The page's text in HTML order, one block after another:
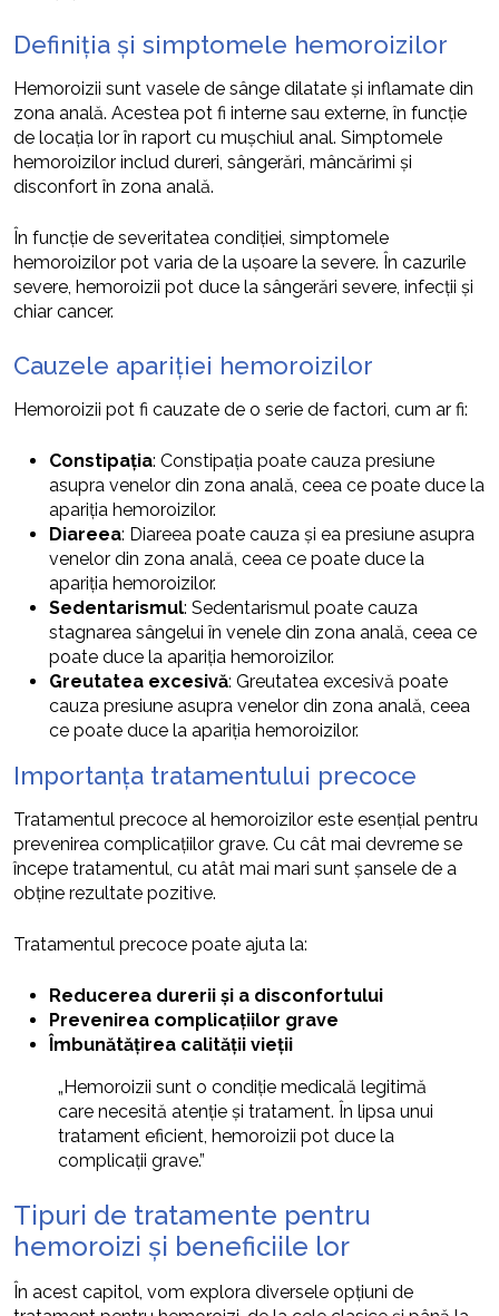
Definiția și simptomele hemoroizilor
Hemoroizii sunt vasele de sânge dilatate și inflamate din
zona anală. Acestea pot fi interne sau externe, în funcție
de locația lor în raport cu mușchiul anal. Simptomele
hemoroizilor includ dureri, sângerări, mâncărimi și
disconfort în zona anală.
În funcție de severitatea condiției, simptomele
hemoroizilor pot varia de la ușoare la severe. În cazurile
severe, hemoroizii pot duce la sângerări severe, infecții și
chiar cancer.
Cauzele apariției hemoroizilor
Hemoroizii pot fi cauzate de o serie de factori, cum ar fi:
Constipația: Constipația poate cauza presiune
asupra venelor din zona anală, ceea ce poate duce la
apariția hemoroizilor.
Diareea: Diareea poate cauza și ea presiune asupra
venelor din zona anală, ceea ce poate duce la
apariția hemoroizilor.
Sedentarismul: Sedentarismul poate cauza
stagnarea sângelui în venele din zona anală, ceea ce
poate duce la apariția hemoroizilor.
Greutatea excesivă: Greutatea excesivă poate
cauza presiune asupra venelor din zona anală, ceea
ce poate duce la apariția hemoroizilor.
Importanța tratamentului precoce
Tratamentul precoce al hemoroizilor este esențial pentru
prevenirea complicațiilor grave. Cu cât mai devreme se
începe tratamentul, cu atât mai mari sunt șansele de a
obține rezultate pozitive.
Tratamentul precoce poate ajuta la:
Reducerea durerii și a disconfortului
Prevenirea complicațiilor grave
Îmbunătățirea calității vieții
„Hemoroizii sunt o condiție medicală legitimă
care necesită atenție și tratament. În lipsa unui
tratament eficient, hemoroizii pot duce la
complicații grave.”
Tipuri de tratamente pentru
hemoroizi și beneficiile lor
În acest capitol, vom explora diversele opțiuni de